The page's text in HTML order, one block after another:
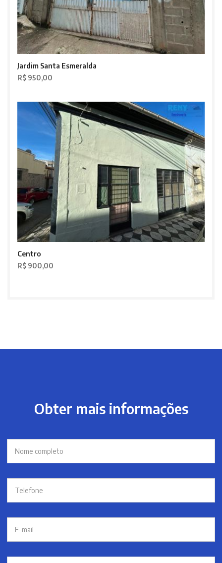
Jardim Santa Esmeralda
R$ 950,00
Centro
R$ 900,00
Obter mais informações